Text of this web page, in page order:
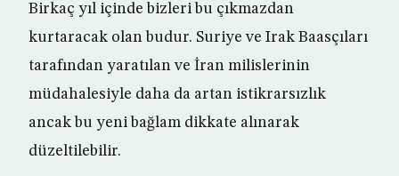
Birkaç yıl içinde bizleri bu çıkmazdan
kurtaracak olan budur. Suriye ve Irak Baasçıları
tarafından yaratılan ve İran milislerinin
müdahalesiyle daha da artan istikrarsızlık
ancak bu yeni bağlam dikkate alınarak
düzeltilebilir.